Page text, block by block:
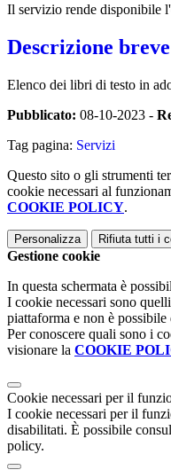
Il servizio rende disponibile
Descrizione breve
Elenco dei libri di testo in
Pubblicato: 08-10-2023 -
Tag pagina: Servizi
Questo sito o gli strumenti
cookie necessari al
COOKIE POLICY.
Personalizza Rifiuta tutti i
Gestione cookie
In questa schermata è
I cookie necessari sono
piattaforma e non è
Per conoscere quali sono i
visionare la COOKIE
Cookie necessari per il
I cookie necessari per il
disabilitati. È possibile
policy.